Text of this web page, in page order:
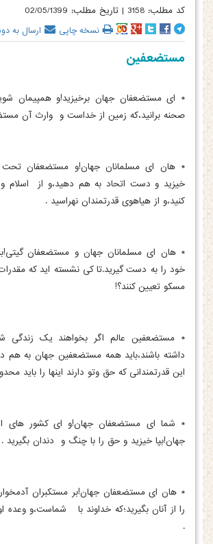
کد مطلب: 3158
| تاریخ مطلب: 02/05/1399
نسخه چاپی ارسال به
مستضعفین
* ای مستضعفان جهان برخیزید!و همپیمان
صحنه برانید،که زمین از خداست و وارث آن
* هان ای مسلمانان جهان!و مستضعفان تحت
خیزید و دست اتحاد به هم دهید،و از اسلام
کنید،و از هیاهوی قدرتمندان نهراسید .
* هان ای مسلمانان جهان و مستضعفان
خود را به دست گیرید.تا کی نشسته اید که
مسکو تعیین کنند؟!
* مستضعفین عالم اگر بخواهند یک زندگی
داشته باشند،باید همه مستضعفین جهان به
این قدرتمندانی که حق وتو دارند اینها را باید
* شما ای مستضعفان جهان!و ای کشور های
جهان!بپا خیزید و حق را با چنگ و دندان بگیرید .
* هان ای مستضعفان جهان!بر مستکبران
را از آنان بگیرید؛که خداوند با شماست،و وعده
.